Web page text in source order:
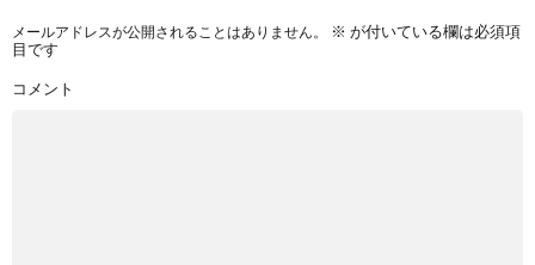
メールアドレスが公開されることはありません。 ※ が付いている欄は必須項
目です
コメント